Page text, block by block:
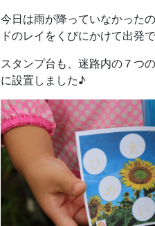
今日は雨が降っていなかった
ドのレイをくびにかけて出発で
スタンプ台も、迷路内の７つ
に設置しました♪